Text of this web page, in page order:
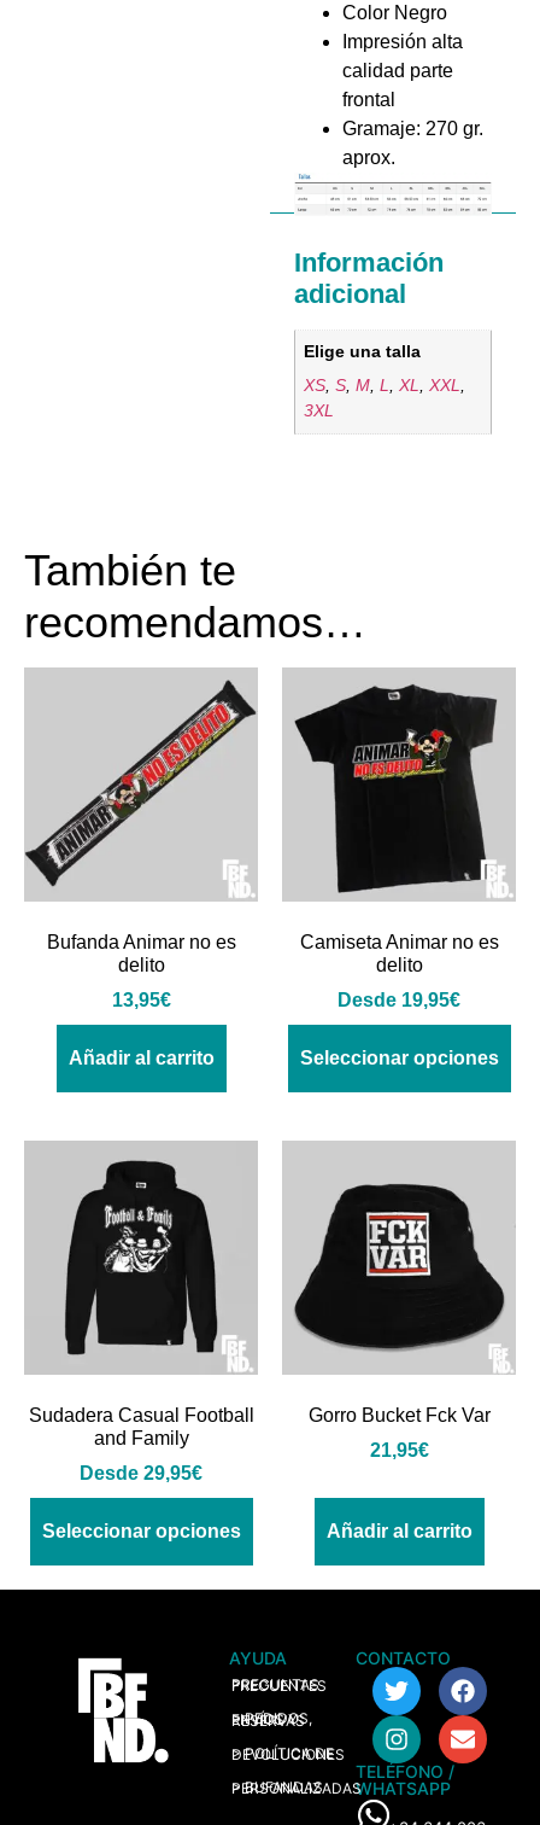
Color Negro
Impresión alta
calidad parte
frontal
Gramaje: 270 gr.
aprox.
Información
adicional
Elige una talla
XS,S,M,L,XL,XXL,
3XL
También te
recomendamos…
Bufanda Animar no es
delito
13,95€
Añadir al carrito
Camiseta Animar no es
delito
Desde 19,95€
Seleccionar opciones
Sudadera Casual Football
and Family
Desde 29,95€
Seleccionar opciones
Gorro Bucket Fck Var
21,95€
Añadir al carrito
AYUDA
> PREGUNTAS FRECUENTES
> PEDIDOS, ENVÍOS Y RESERVAS
> POLÍTICA DE DEVOLUCIONES
> BUFANDAS PERSONALIZADAS
CONTACTO
TELÉFONO /
WHATSAPP